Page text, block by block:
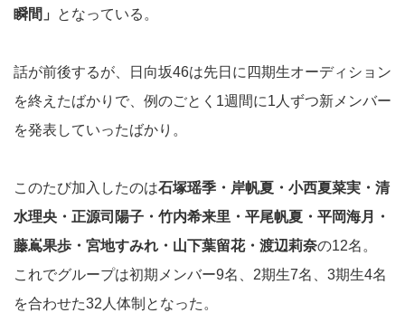
瞬間」
となっている。
話が前後するが、日向坂46は先日に四期生オーディション
を終えたばかりで、例のごとく1週間に1人ずつ新メンバー
を発表していったばかり。
このたび加入したのは石塚瑶季・岸帆夏・小西夏菜実・清
水理央・正源司陽子・竹内希来里・平尾帆夏・平岡海月・
藤嶌果歩・宮地すみれ・山下葉留花・渡辺莉奈の12名。
これでグループは初期メンバー9名、2期生7名、3期生4名
を合わせた32人体制となった。